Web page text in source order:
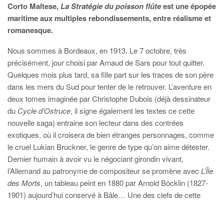
Corto Maltese,La Stratégie du poisson flûteest une épopée
maritime aux multiples rebondissements, entre réalisme et
romanesque.
Nous sommes à Bordeaux, en 1913. Le 7 octobre, très
précisément, jour choisi par Arnaud de Sars pour tout quitter.
Quelques mois plus tard, sa fille part sur les traces de son père
dans les mers du Sud pour tenter de le retrouver. L’aventure en
deux tomes imaginée par Christophe Dubois (déjà dessinateur
du Cycle d’Ostruce, il signe également les textes ce cette
nouvelle saga) entraine son lecteur dans des contrées
exotiques, où il croisera de bien étranges personnages, comme
le cruel Lukian Bruckner, le genre de type qu’on aime détester.
Dernier humain à avoir vu le négociant girondin vivant,
l’Allemand au patronyme de compositeur se promène avec L’Île
des Morts, un tableau peint en 1880 par Arnold Böcklin (1827-
1901) aujourd’hui conservé à Bâle… Une des clefs de cette